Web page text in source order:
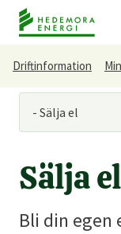
Driftinformation
Sälja el
Bli din egen
Du är här